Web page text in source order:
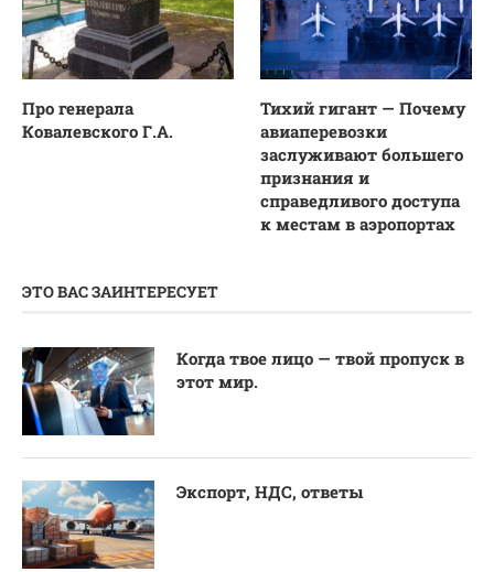
Про генерала
Ковалевского Г.А.
Тихий гигант — Почему
авиаперевозки
заслуживают большего
признания и
справедливого доступа
к местам в аэропортах
ЭТО ВАС ЗАИНТЕРЕСУЕТ
Когда твое лицо — твой пропуск в
этот мир.
Экспорт, НДС, ответы